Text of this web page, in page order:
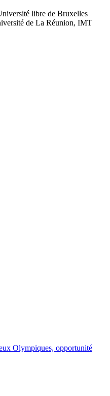
libre de Bruxelles
de La Réunion, IMT
Olympiques, opportunité